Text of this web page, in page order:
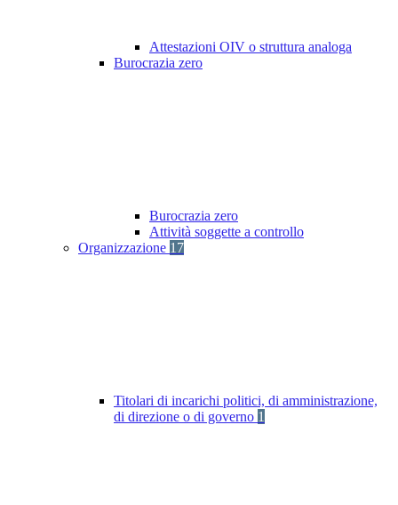
Attestazioni OIV o struttura analoga
Burocrazia zero
Burocrazia zero
Attività soggette a controllo
Organizzazione 17
Titolari di incarichi politici, di amministrazione,
di direzione o di governo 1